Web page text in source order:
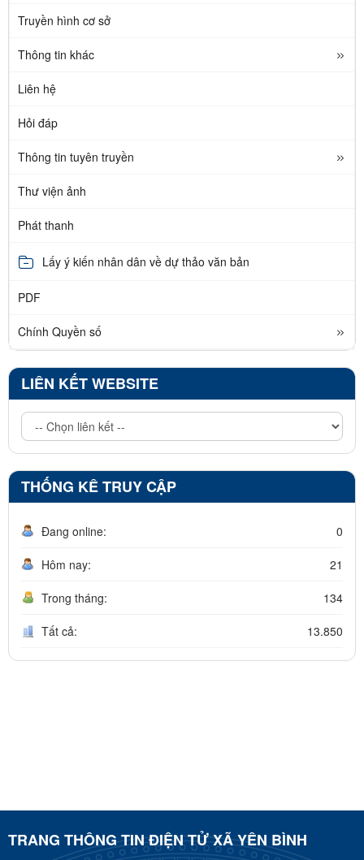
Truyền hình cơ sở
Thông tin khác
Liên hệ
Hỏi đáp
Thông tin tuyên truyền
Thư viện ảnh
Phát thanh
Lấy ý kiến nhân dân về dự thảo văn bản
PDF
Chính Quyền số
LIÊN KẾT WEBSITE
THỐNG KÊ TRUY CẬP
Đang online: 0
Hôm nay: 21
Trong tháng: 134
Tất cả: 13.850
TRANG THÔNG TIN ĐIỆN TỬ XÃ YÊN BÌNH